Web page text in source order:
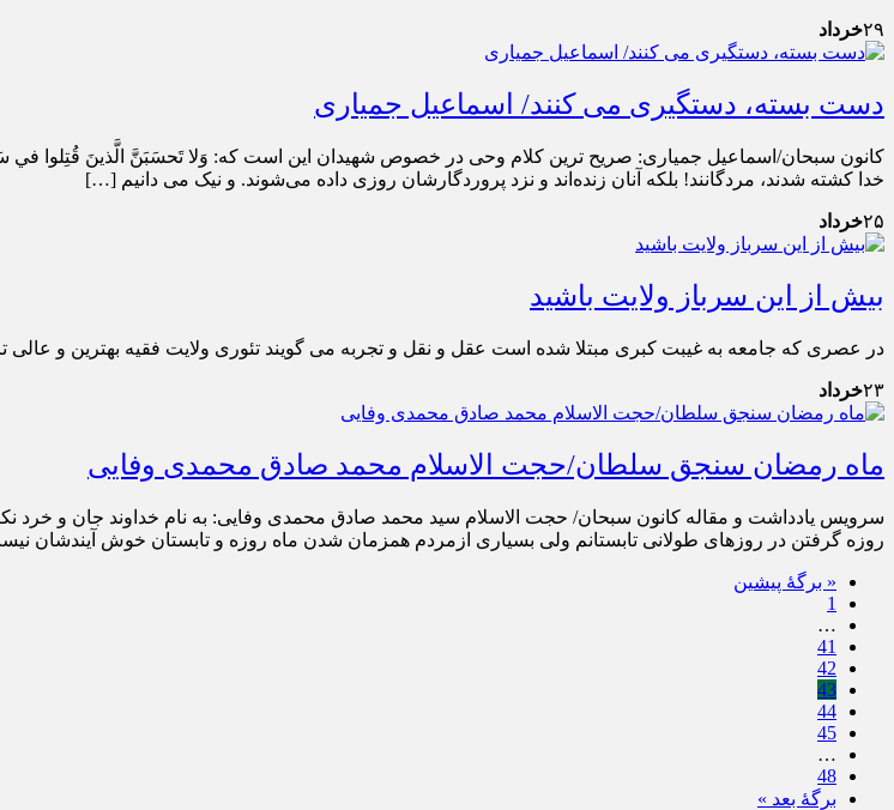
۲۹خرداد
دست بسته، دستگیری می کنند/ اسماعیل جمیاری
خدا کشته شدند، مردگانند! بلکه آنان زنده‌اند و نزد پروردگارشان روزی داده می‌شوند. و نیک می دانیم […]
۲۵خرداد
بیش از این سرباز ولایت باشید
در عصری که جامعه به غیبت کبری مبتلا شده است عقل و نقل و تجربه می گویند تئوری ولایت فقیه بهترین و عالی
۲۳خرداد
ماه رمضان سنجق سلطان/حجت الاسلام محمد صادق محمدی وفایی
سرویس یادداشت و مقاله کانون سبحان/ حجت الاسلام سید محمد صادق محمدی وفایی: به نام خداوند جان و
روزه گرفتن در روزهای طولانی تابستانم ولی بسیاری ازمردم همزمان شدن ماه روزه و تابستان خوش آیندشان
« برگه‌ٔ پیشین
1
…
41
42
43
44
45
…
48
برگهٔ بعد »